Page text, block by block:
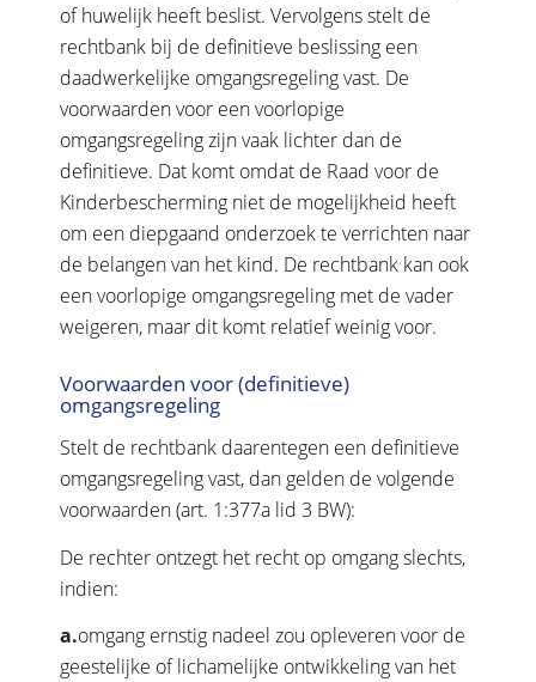
of huwelijk heeft beslist. Vervolgens stelt de
rechtbank bij de definitieve beslissing een
daadwerkelijke omgangsregeling vast. De
voorwaarden voor een voorlopige
omgangsregeling zijn vaak lichter dan de
definitieve. Dat komt omdat de Raad voor de
Kinderbescherming niet de mogelijkheid heeft
om een diepgaand onderzoek te verrichten naar
de belangen van het kind. De rechtbank kan ook
een voorlopige omgangsregeling met de vader
weigeren, maar dit komt relatief weinig voor.
Voorwaarden voor (definitieve)
omgangsregeling
Stelt de rechtbank daarentegen een definitieve
omgangsregeling vast, dan gelden de volgende
voorwaarden (art. 1:377a lid 3 BW):
De rechter ontzegt het recht op omgang slechts,
indien:
a.omgang ernstig nadeel zou opleveren voor de
geestelijke of lichamelijke ontwikkeling van het